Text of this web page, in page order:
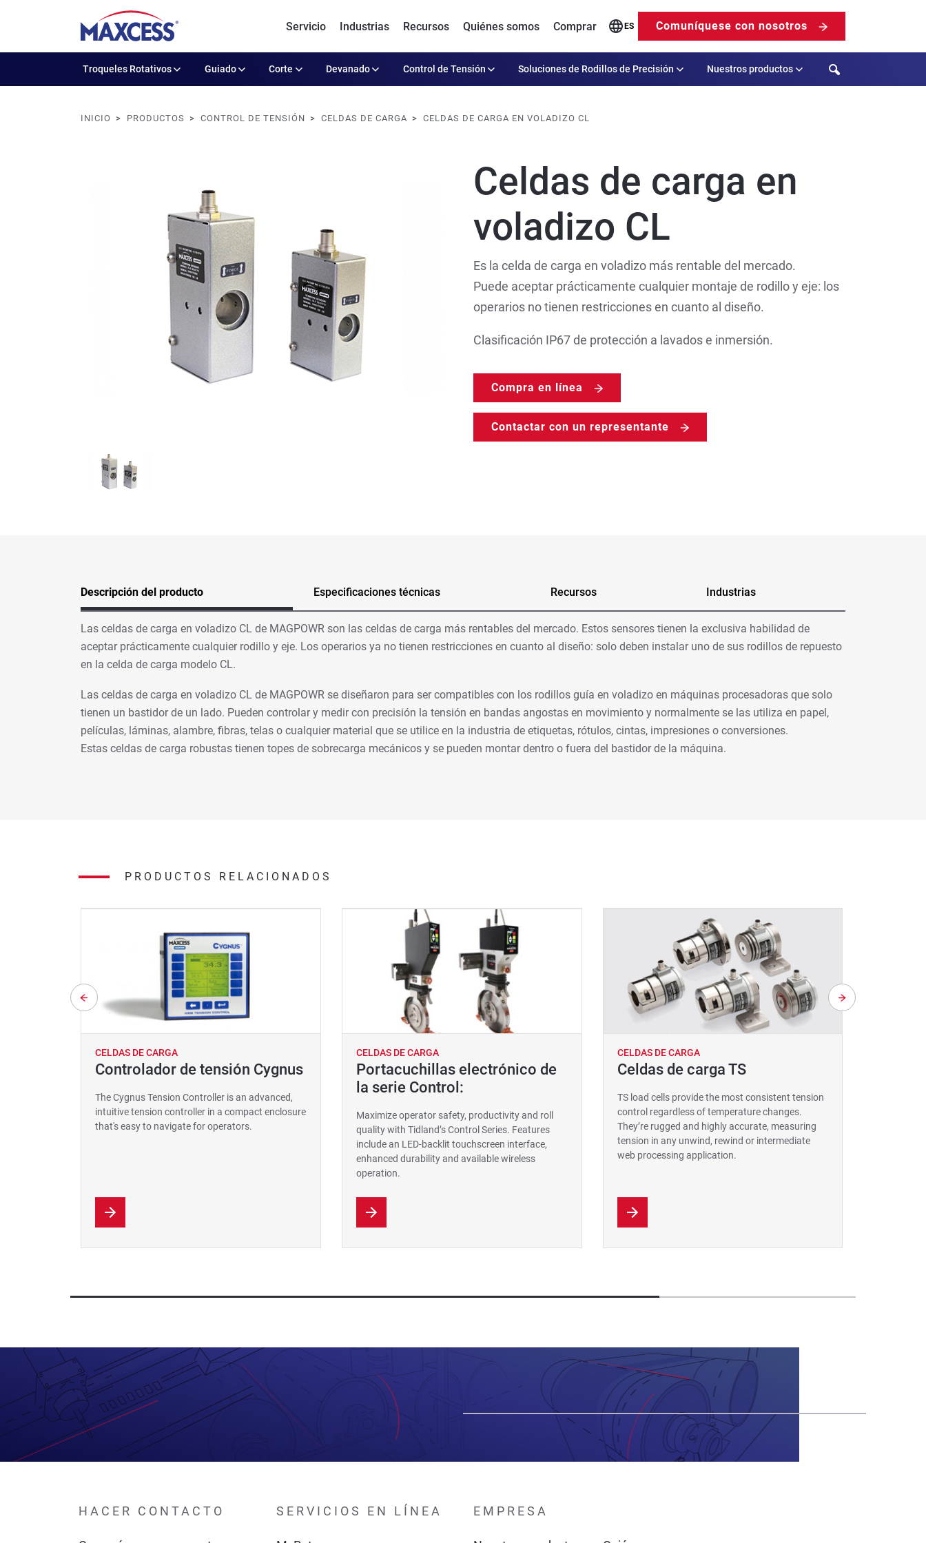
Servicio Industrias Recursos Quiénes somos Comprar ES Comuníquese con nosotros
Troqueles Rotativos Guiado Corte Devanado Control de Tensión Soluciones de Rodillos de Precisión Nuestros productos Search
INICIO PRODUCTOS CONTROL DE TENSIÓN CELDAS DE CARGA CELDAS DE CARGA EN VOLADIZO CL
Celdas de carga en
voladizo CL
Es la celda de carga en voladizo más rentable del mercado.
Puede aceptar prácticamente cualquier montaje de rodillo y eje: los
operarios no tienen restricciones en cuanto al diseño.
Clasificación IP67 de protección a lavados e inmersión.
Compra en línea
Contactar con un representante
Descripción del producto Especificaciones técnicas Recursos Industrias
Las celdas de carga en voladizo CL de MAGPOWR son las celdas de carga más rentables del mercado. Estos sensores tienen la exclusiva habilidad de
aceptar prácticamente cualquier rodillo y eje. Los operarios ya no tienen restricciones en cuanto al diseño: solo deben instalar uno de sus rodillos de repuesto
en la celda de carga modelo CL.
Las celdas de carga en voladizo CL de MAGPOWR se diseñaron para ser compatibles con los rodillos guía en voladizo en máquinas procesadoras que solo
tienen un bastidor de un lado. Pueden controlar y medir con precisión la tensión en bandas angostas en movimiento y normalmente se las utiliza en papel,
películas, láminas, alambre, fibras, telas o cualquier material que se utilice en la industria de etiquetas, rótulos, cintas, impresiones o conversiones.
Estas celdas de carga robustas tienen topes de sobrecarga mecánicos y se pueden montar dentro o fuera del bastidor de la máquina.
PRODUCTOS RELACIONADOS
CELDAS DE CARGA
Controlador de tensión Cygnus
The Cygnus Tension Controller is an advanced,
intuitive tension controller in a compact enclosure
that's easy to navigate for operators.
CELDAS DE CARGA
Portacuchillas electrónico de
la serie Control:
Maximize operator safety, productivity and roll
quality with Tidland’s Control Series. Features
include an LED-backlit touchscreen interface,
enhanced durability and available wireless
operation.
CELDAS DE CARGA
Celdas de carga TS
TS load cells provide the most consistent tension
control regardless of temperature changes.
They’re rugged and highly accurate, measuring
tension in any unwind, rewind or intermediate
web processing application.
HACER CONTACTO SERVICIOS EN LÍNEA EMPRESA